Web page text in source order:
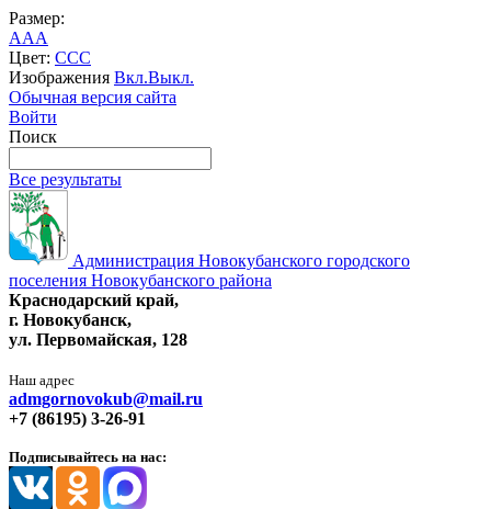
Размер:
AAA
Цвет: CCC
Изображения Вкл.Выкл.
Обычная версия сайта
Войти
Поиск
Все результаты
Администрация Новокубанского городского
поселения Новокубанского района
Краснодарский край,
г. Новокубанск,
ул. Первомайская, 128
Наш адрес
admgornovokub@mail.ru
+7 (86195) 3-26-91
Подписывайтесь на нас: